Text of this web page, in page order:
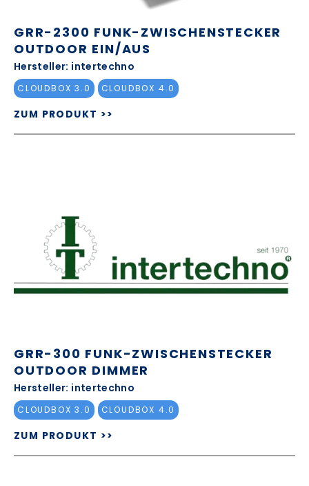
GRR-2300 FUNK-ZWISCHENSTECKER
OUTDOOR EIN/AUS
Hersteller: intertechno
CLOUDBOX 3.0 CLOUDBOX 4.0
ZUM PRODUKT >>
GRR-300 FUNK-ZWISCHENSTECKER
OUTDOOR DIMMER
Hersteller: intertechno
CLOUDBOX 3.0 CLOUDBOX 4.0
ZUM PRODUKT >>